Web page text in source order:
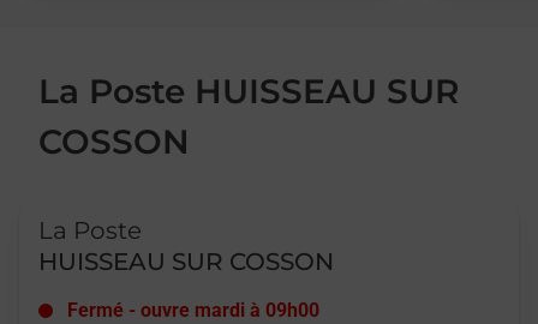
La Poste HUISSEAU SUR
COSSON
La Poste
HUISSEAU SUR COSSON
Fermé - ouvre mardi à 09h00